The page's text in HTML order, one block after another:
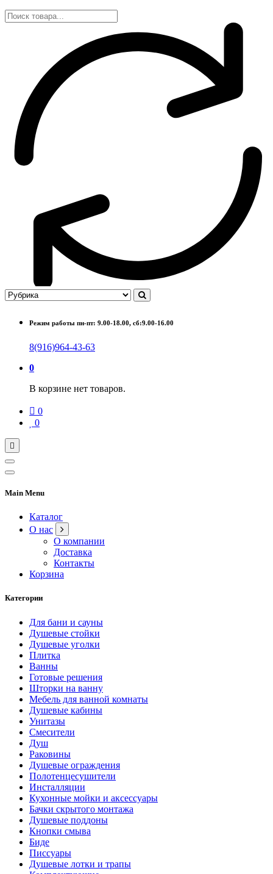
Режим работы пн-пт: 9.00-18.00, сб:9.00-16.00
8(916)964-43-63
0
В корзине нет товаров.
0
0
Main Menu
Каталог
О нас
О компании
Доставка
Контакты
Корзина
Категории
Для бани и сауны
Душевые стойки
Душевые уголки
Плитка
Ванны
Готовые решения
Шторки на ванну
Мебель для ванной комнаты
Душевые кабины
Унитазы
Смесители
Душ
Раковины
Душевые ограждения
Полотенцесушители
Инсталляции
Кухонные мойки и аксессуары
Бачки скрытого монтажа
Душевые поддоны
Кнопки смыва
Биде
Писсуары
Душевые лотки и трапы